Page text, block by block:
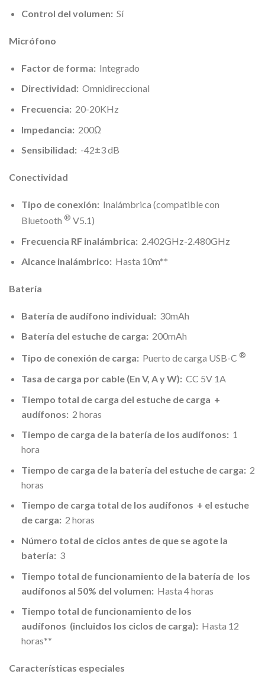
Control del volumen: Sí
Micrófono
Factor de forma: Integrado
Directividad: Omnidireccional
Frecuencia: 20-20KHz
Impedancia: 200Ω
Sensibilidad: -42±3 dB
Conectividad
Tipo de conexión: Inalámbrica (compatible con
Bluetooth ® V5.1)
Frecuencia RF inalámbrica: 2.402GHz-2.480GHz
Alcance inalámbrico: Hasta 10m**
Batería
Batería de audífono individual: 30mAh
Batería del estuche de carga: 200mAh
Tipo de conexión de carga: Puerto de carga USB-C ®
Tasa de carga por cable (En V, A y W): CC 5V 1A
Tiempo total de carga del estuche de carga +
audífonos: 2 horas
Tiempo de carga de la batería de los audífonos: 1
hora
Tiempo de carga de la batería del estuche de carga: 2
horas
Tiempo de carga total de los audífonos + el estuche
de carga: 2 horas
Número total de ciclos antes de que se agote la
batería: 3
Tiempo total de funcionamiento de la batería de los
audífonos al 50% del volumen: Hasta 4 horas
Tiempo total de funcionamiento de los
audífonos (incluidos los ciclos de carga): Hasta 12
horas**
Características especiales